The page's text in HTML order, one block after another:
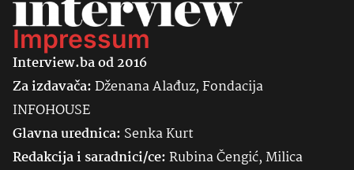
Impressum
Interview.ba od 2016
Za izdavača:Dženana Alađuz, Fondacija
INFOHOUSE
Glavna urednica: SenkaKurt
Redakcija i saradnici/ce:Rubina Čengić, Milica